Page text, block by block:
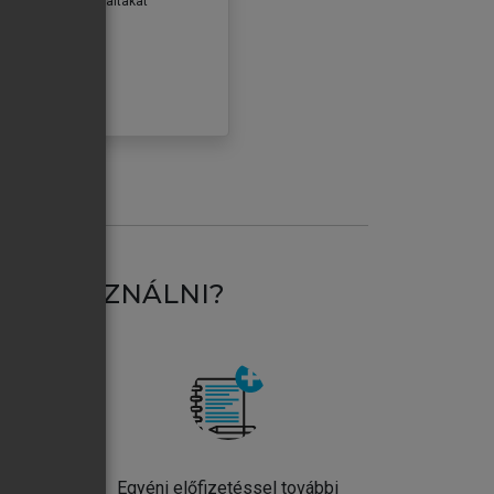
HASZNÁLNI?
Egyéni előfizetéssel további